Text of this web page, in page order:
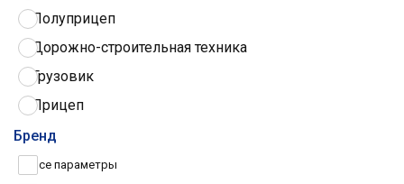
Полуприцеп
Дорожно-строительная техника
Грузовик
Прицеп
Трактор
Грузовые шины
Бренд
Все параметры